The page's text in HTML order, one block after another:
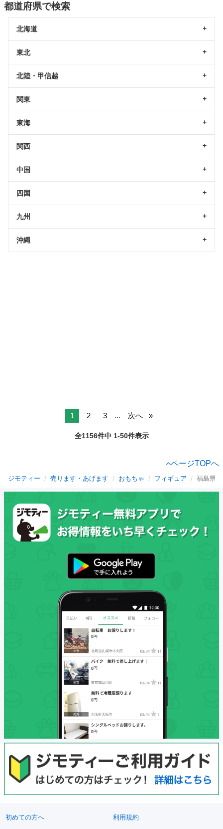
都道府県で検索
北海道
東北
北陸・甲信越
関東
東海
関西
中国
四国
九州
沖縄
1 2 3 ... 次へ
全1156件中 1-50件表示
ページTOPへ
ジモティー 売ります・あげます おもちゃ フィギュア 福島県
初めての方へ 利用規約